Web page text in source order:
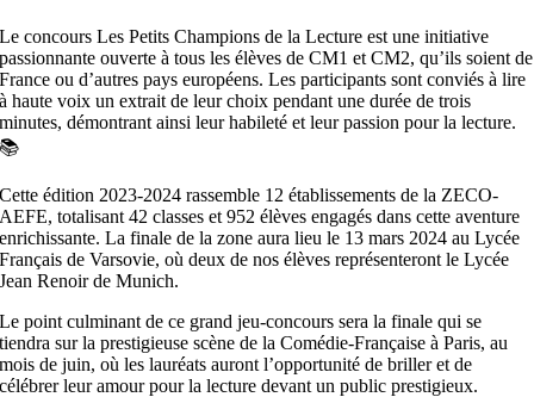
Le concours Les Petits Champions de la Lecture est une initiative
passionnante ouverte à tous les élèves de CM1 et CM2, qu’ils soient de
France ou d’autres pays européens. Les participants sont conviés à lire
à haute voix un extrait de leur choix pendant une durée de trois
minutes, démontrant ainsi leur habileté et leur passion pour la lecture.
📚
Cette édition 2023-2024 rassemble 12 établissements de la ZECO-
AEFE, totalisant 42 classes et 952 élèves engagés dans cette aventure
enrichissante. La finale de la zone aura lieu le 13 mars 2024 au Lycée
Français de Varsovie, où deux de nos élèves représenteront le Lycée
Jean Renoir de Munich.
Le point culminant de ce grand jeu-concours sera la finale qui se
tiendra sur la prestigieuse scène de la Comédie-Française à Paris, au
mois de juin, où les lauréats auront l’opportunité de briller et de
célébrer leur amour pour la lecture devant un public prestigieux.